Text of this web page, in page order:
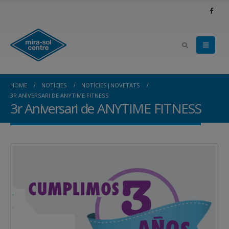
HOME NOTÍCIES
NOTÍCIES|NOVETATS
3R ANIVERSARI DE ANYTIME FITNESS
3r Aniversari de ANYTIME FITNESS